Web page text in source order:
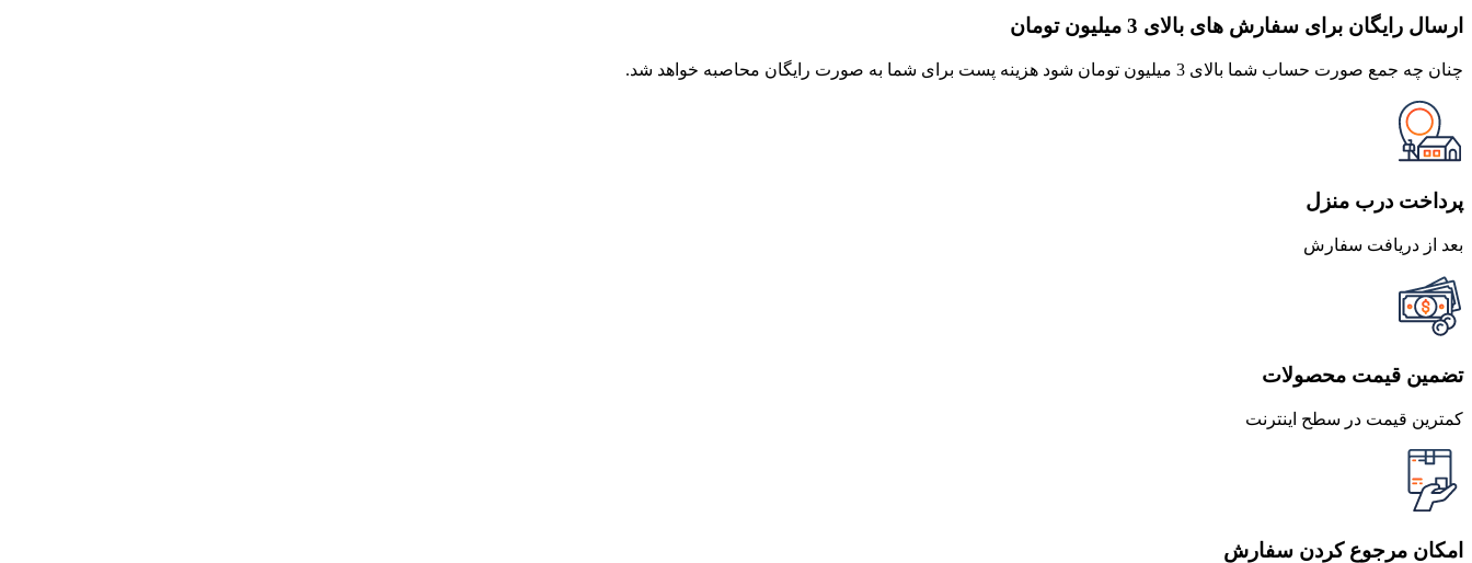
ارسال رایگان برای سفارش های بالای 3 میلیون تومان
چنان چه جمع صورت حساب شما بالای 3 میلیون تومان شود هزینه پست برای شما به صورت رایگان محاصبه خواهد شد.
پرداخت درب منزل
بعد از دریافت سفارش
تضمین قیمت محصولات
کمترین قیمت در سطح اینترنت
امکان مرجوع کردن سفارش